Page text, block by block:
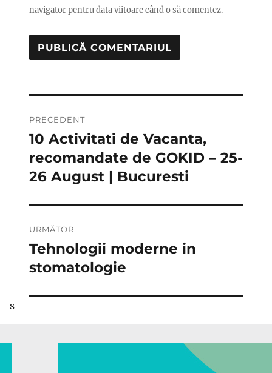
navigator pentru data viitoare când o să comentez.
în
articole
PRECEDENT
Articolul
anterior:
10 Activitati de Vacanta,
recomandate de GOKID – 25-
26 August | Bucuresti
URMĂTOR
Articolul
următor:
Tehnologii moderne in
stomatologie
s